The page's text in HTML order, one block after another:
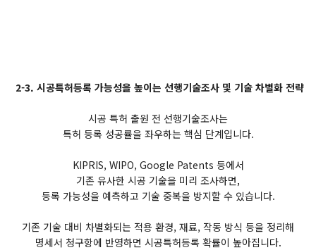
2-3. 시공특허등록 가능성을 높이는 선행기술조사 및 기술 차별화 전략
시공 특허 출원 전 선행기술조사는
특허 등록 성공률을 좌우하는 핵심 단계입니다.
KIPRIS, WIPO, Google Patents 등에서
기존 유사한 시공 기술을 미리 조사하면,
등록 가능성을 예측하고 기술 중복을 방지할 수 있습니다.
기존 기술 대비 차별화되는 적용 환경, 재료, 작동 방식 등을 정리해
명세서 청구항에 반영하면 시공특허등록 확률이 높아집니다.